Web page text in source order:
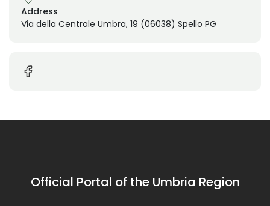
Address
Via della Centrale Umbra, 19 (06038) Spello PG
Official Portal of the Umbria Region